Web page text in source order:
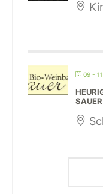
09 -
SAUER